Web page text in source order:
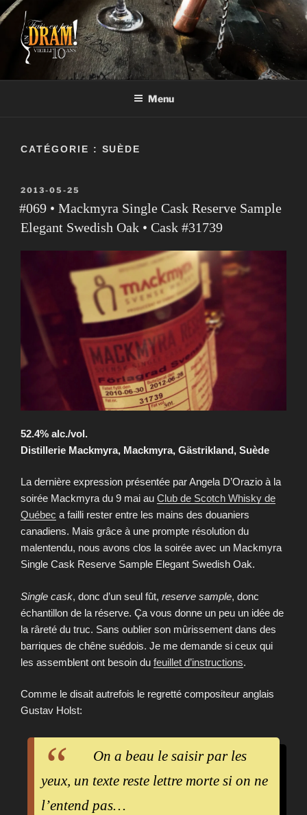
Aller
au
contenu
FAIS-EN PAS UN DRAM!
Un vrai blogue de péteux
Menu
CATÉGORIE : SUÈDE
PUBLIÉ
LE
2013-05-25
#069 • Mackmyra Single Cask Reserve Sample
Elegant Swedish Oak • Cask #31739
52.4% alc./vol.
Distillerie Mackmyra, Mackmyra, Gästrikland, Suède
La dernière expression présentée par Angela D’Orazio à la
soirée Mackmyra du 9 mai au Club de Scotch Whisky de
Québec a failli rester entre les mains des douaniers
canadiens. Mais grâce à une prompte résolution du
malentendu, nous avons clos la soirée avec un Mackmyra
Single Cask Reserve Sample Elegant Swedish Oak.
Single cask, donc d’un seul fût, reserve sample, donc
échantillon de la réserve. Ça vous donne un peu un idée de
la râreté du truc. Sans oublier son mûrissement dans des
barriques de chêne suédois. Je me demande si ceux qui
les assemblent ont besoin du feuillet d’instructions.
Comme le disait autrefois le regretté compositeur anglais
Gustav Holst:
On a beau le saisir par les
yeux, un texte reste lettre morte si on ne
l’entend pas…